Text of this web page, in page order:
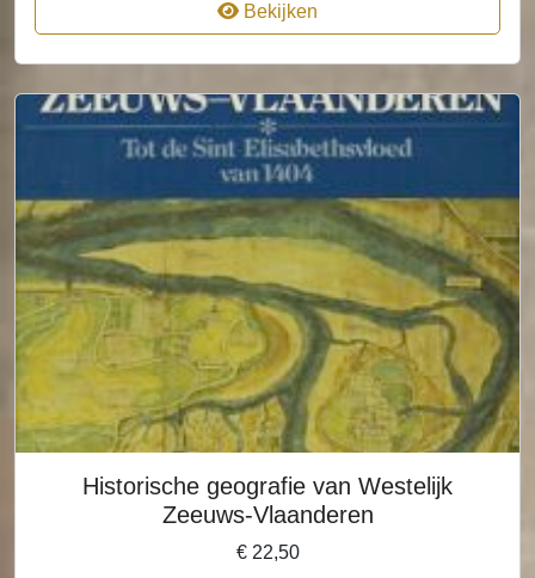
Bekijken
Historische geografie van Westelijk
Zeeuws-Vlaanderen
€22,50